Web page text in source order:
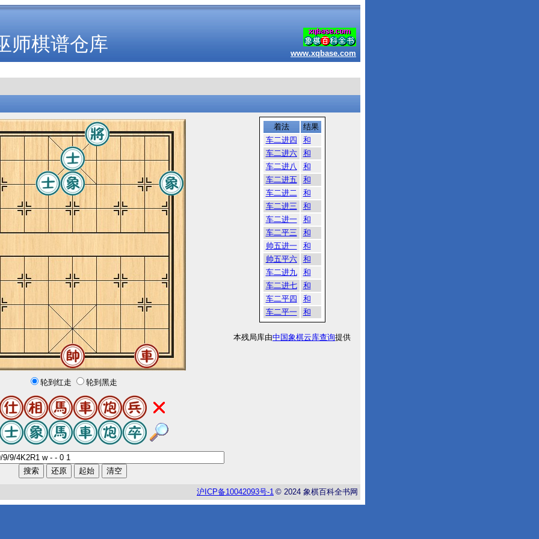
师棋谱仓库 www.xqbase.com
轮到红走 轮到黑走
着法
结果
车二进四
和
车二进六
和
车二进八
和
车二进五
和
车二进二
和
车二进三
和
车二进一
和
车二平三
和
帅五进一
和
帅五平六
和
车二进九
和
车二进七
和
车二平四
和
车二平一
和
本残局库由中国象棋云库查询提供
沪 ICP备10042093号-1 © 2024 象棋百科全书网